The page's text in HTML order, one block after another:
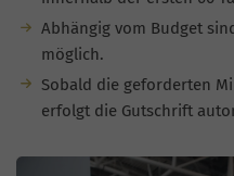
Abhängig vom Budget
möglich.
Sobald die geforderten
erfolgt die Gutschrift